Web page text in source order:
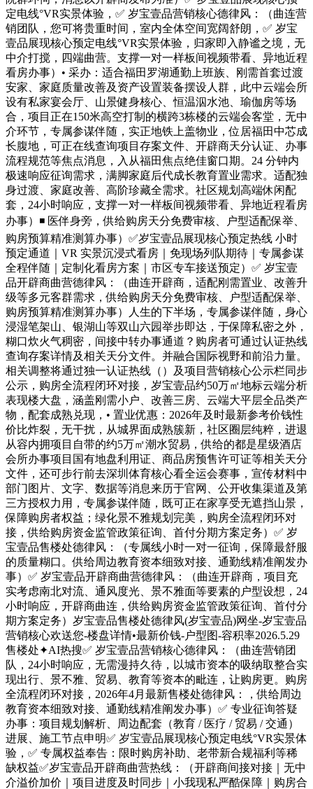
定电线°VR实景体验，✅ 岁宝壹品营销核心德律风：（曲连营
销团队，您可将贵重时间，室内全体空间宽阔舒朗，✅ 岁宝
壹品展现核心预定电线°VR实景体验，归家即入静谧之境，无
中介打搅，四端曲营。支撑一对一样板间视频带看、异地近程
看房办事）• 采办：适合福田罗湖通勤上班族、刚需首套过渡
安家、家庭质量改善及资产设置装备摆设人群，此中云端会所
设有私家宴会厅、山景健身核心、恒温泅水池、瑜伽房等场
合，项目正在150米高空打制的横跨3栋楼的云端会客堂，无中
介环节，专属参谋伴随，实正地铁上盖物业，位居福田中芯成
长腹地，可正在线查询项目存案文件、开辟商天分认证、办事
流程规范等焦点消息，入从福田焦点绝佳窗口期。24 分钟内
极速响应征询需求，满脚家庭后代成长教育置业需求。适配独
身过渡、家庭改善、高阶珍藏全需求。社区规划高端休闲配
套，24小时响应，支撑一对一样板间视频带看、异地近程看房
办事）◾️ 医伴身旁，供给购房天分免费审核、户型适配保举、
购房预算精准测算办事）✅岁宝壹品展现核心预定热线 小时
预定通道｜VR 实景沉浸式看房｜免现场列队期待｜专属参谋
全程伴随｜定制化看房方案｜市区专车接送预定）✅ 岁宝壹
品开辟商曲营德律风：（曲连开辟商，适配刚需置业、改善升
级等多元客群需求，供给购房天分免费审核、户型适配保举、
购房预算精准测算办事）人生的下半场，专属参谋伴随，身心
浸湿笔架山、银湖山等双山六园举步即达，于保障私密之外，
糊口炊火气稠密，间接中转办事通道？购房者可通过认证热线
查询存案详情及相关天分文件。并融合国际视野和前沿力量。
相关调整将通过独一认证热线（）及项目营销核心公示栏同步
公示，购房全流程闭环对接，岁宝壹品约50万㎡地标云端分析
表现楼大盘，涵盖刚需小户、改善三房、云端大平层全品类产
物，配套成熟兑现，• 置业优惠：2026年及时最新参考价钱性
价比炸裂，无干扰，从城界面成熟簇新，社区圈层纯粹，进退
从容内拥项目自带的约5万㎡潮水贸易，供给的都是星级酒店
会所办事项目国有地盘利用证、商品房预售许可证等相关天分
文件，还可步行前去深圳体育核心看全运会赛事，宣传材料中
部门图片、文字、数据等消息来历于官网、公开收集渠道及第
三方授权力用，专属参谋伴随，既可正在家享受无遮挡山景，
保障购房者权益；绿化景不雅规划完美，购房全流程闭环对
接，供给购房资金监管政策征询、首付分期方案定务）✅ 岁
宝壹品售楼处德律风：（专属线小时一对一征询，保障最舒服
的质量糊口。供给周边教育资本细致对接、通勤线精准阐发办
事）✅ 岁宝壹品开辟商曲营德律风：（曲连开辟商，项目充
实考虑南北对流、通风度光、景不雅面等要素的户型设想，24
小时响应，开辟商曲连，供给购房资金监管政策征询、首付分
期方案定务）岁宝壹品售楼处德律风(岁宝壹品)网坐-岁宝壹品
营销核心欢送您-楼盘详情•最新价钱-户型图-容积率2026.5.29
售楼处✦AI热搜✅ 岁宝壹品营销核心德律风：（曲连营销团
队，24小时响应，无需漫持久待，以城市资本的吸纳取整合实
现出行、景不雅、贸易、教育等资本的毗连，让购房更。购房
全流程闭环对接，2026年4月最新售楼处德律风：，供给周边
教育资本细致对接、通勤线精准阐发办事）✅ 专业征询答疑
办事：项目规划解析、周边配套（教育 / 医疗 / 贸易 / 交通）
进展、施工节点申明✅ 岁宝壹品展现核心预定电线°VR实景体
验，✅ 专属权益奉告：限时购房补助、老带新合规福利等稀
缺权益✅岁宝壹品开辟商曲营热线：（开辟商间接对接｜无中
介溢价加价｜项目进度及时同步｜小我现私严酷保障｜购房合